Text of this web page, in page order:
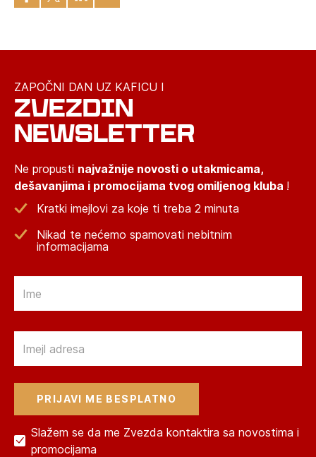
ZAPOČNI DAN UZ KAFICU I
ZVEZDIN
NEWSLETTER
Ne propusti najvažnije novosti o utakmicama,
dešavanjima i promocijama tvog omiljenog kluba !
Kratki imejlovi za koje ti treba 2 minuta
Nikad te nećemo spamovati nebitnim
informacijama
Slažem se da me Zvezda kontaktira sa novostima i
promocijama